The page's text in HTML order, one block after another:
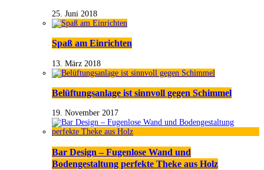
25. Juni 2018
Spaß am Einrichten
13. März 2018
Belüftungsanlage ist sinnvoll gegen Schimmel
19. November 2017
Bar Design – Fugenlose Wand und
Bodengestaltung perfekte Theke aus Holz